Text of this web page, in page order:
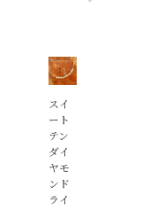
スイ
ート
テン
ダイ
ヤモ
ンド
ライ